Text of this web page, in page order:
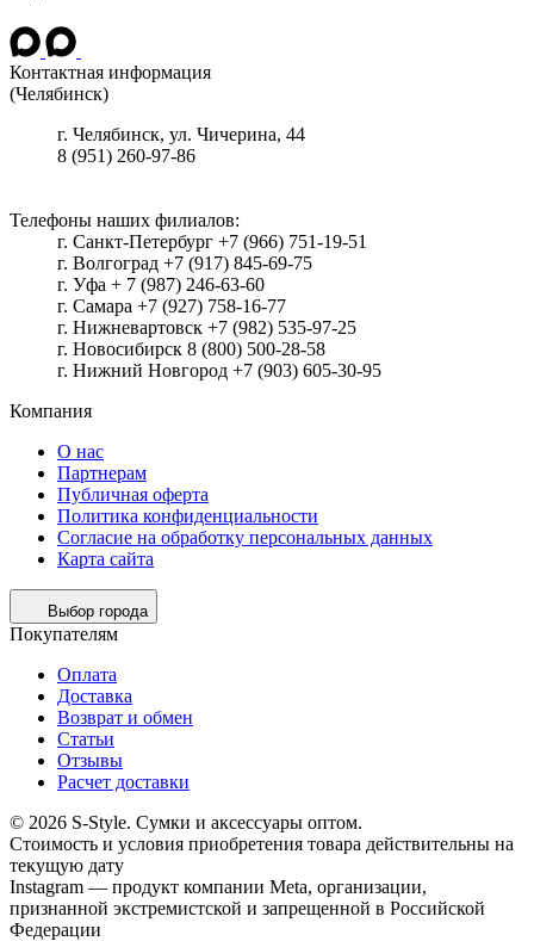
Контактная информация
(Челябинск)
г. Челябинск, ул. Чичерина, 44
8 (951) 260-97-86
Телефоны наших филиалов:
г. Санкт-Петербург +7 (966) 751-19-51
г. Волгоград +7 (917) 845-69-75
г. Уфа + 7 (987) 246-63-60
г. Самара +7 (927) 758-16-77
г. Нижневартовск +7 (982) 535-97-25
г. Новосибирск 8 (800) 500-28-58
г. Нижний Новгород +7 (903) 605-30-95
Компания
О нас
Партнерам
Публичная оферта
Политика конфиденциальности
Согласие на обработку персональных данных
Карта сайта
Выбор города
Покупателям
Оплата
Доставка
Возврат и обмен
Статьи
Отзывы
Расчет доставки
© 2026 S-Style. Сумки и аксессуары оптом.
Cтоимость и условия приобретения товара действительны на
текущую дату
Instagram — продукт компании Meta, организации,
признанной экстремистской и запрещенной в Российской
Федерации